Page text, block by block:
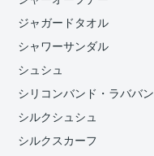
ジャガードタオル
シャワーサンダル
シュシュ
シリコンバンド・ラババン
シルクシュシュ
シルクスカーフ